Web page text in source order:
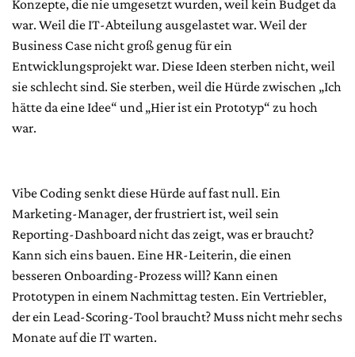
Konzepte, die nie umgesetzt wurden, weil kein Budget da
war. Weil die IT-Abteilung ausgelastet war. Weil der
Business Case nicht groß genug für ein
Entwicklungsprojekt war. Diese Ideen sterben nicht, weil
sie schlecht sind. Sie sterben, weil die Hürde zwischen „Ich
hätte da eine Idee“ und „Hier ist ein Prototyp“ zu hoch
war.
Vibe Coding senkt diese Hürde auf fast null. Ein
Marketing-Manager, der frustriert ist, weil sein
Reporting-Dashboard nicht das zeigt, was er braucht?
Kann sich eins bauen. Eine HR-Leiterin, die einen
besseren Onboarding-Prozess will? Kann einen
Prototypen in einem Nachmittag testen. Ein Vertriebler,
der ein Lead-Scoring-Tool braucht? Muss nicht mehr sechs
Monate auf die IT warten.